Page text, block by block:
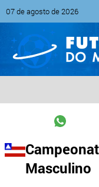
07 de agosto de 2026
Masculino